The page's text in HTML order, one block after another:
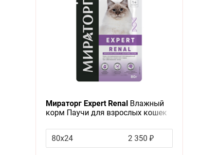
Мираторг Expert Renal Влажный
корм Паучи для взрослых кошек
почек Бережная забота о
здоровье почек (цена за
упаковку)
80х24 2 350 ₽